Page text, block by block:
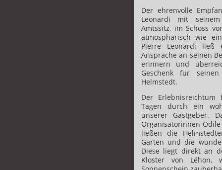
Der ehrenvolle
Leonardi mit
Amtssitz, im Schoss
atmosphärisch wie
Pierre Leonardi
Ansprache an seinen
erinnern und
Geschenk für
Helmstedt.
Der
Tagen durch ein
unserer Gastgeber.
Organisatorinnen
ließen die
Garten und die
Diese liegt direkt an
Kloster von Léhon,